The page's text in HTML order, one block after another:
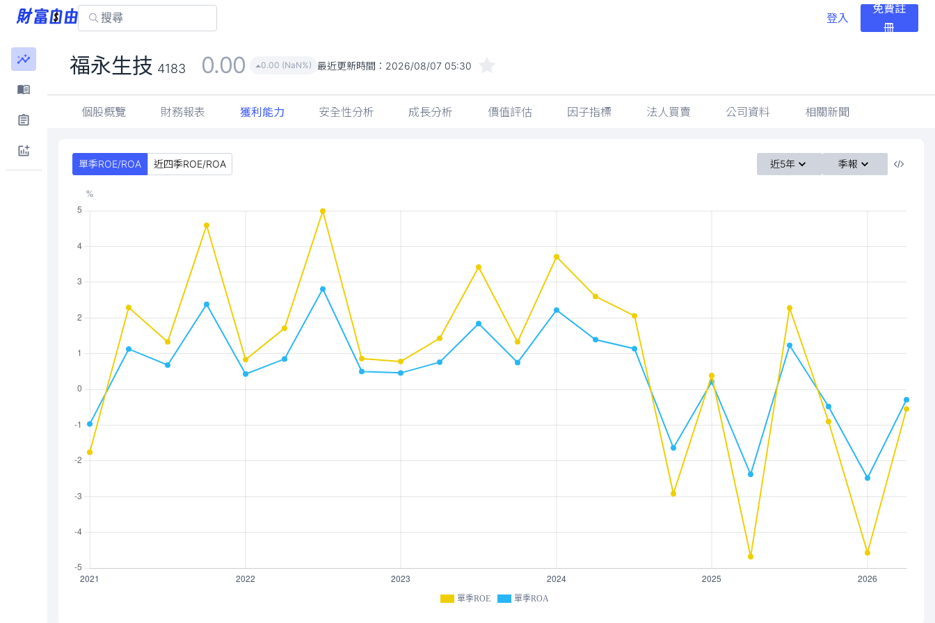
登入
免費註
冊
福永生技 4183 0.00 0.00 (NaN%) 最近更新時間： 2026/08/07 05:30
個股概覽 財務報表 獲利能力 安全性分析 成長分析 價值評估 因子指標 法人買賣 公司資料 相關新聞
單季ROE/ROA 近四季ROE/ROA 近5年 季報
單季ROE 單季ROA